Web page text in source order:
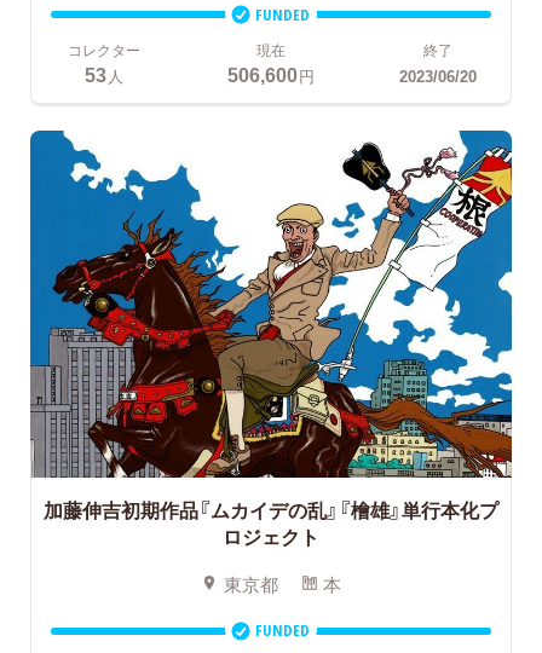
FUNDED
コレクター
53人
現在
506,600円
終了
2023/06/20
加藤伸吉初期作品『ムカイデの乱』『檜雄』単行本化プ
ロジェクト
東京都 本
FUNDED